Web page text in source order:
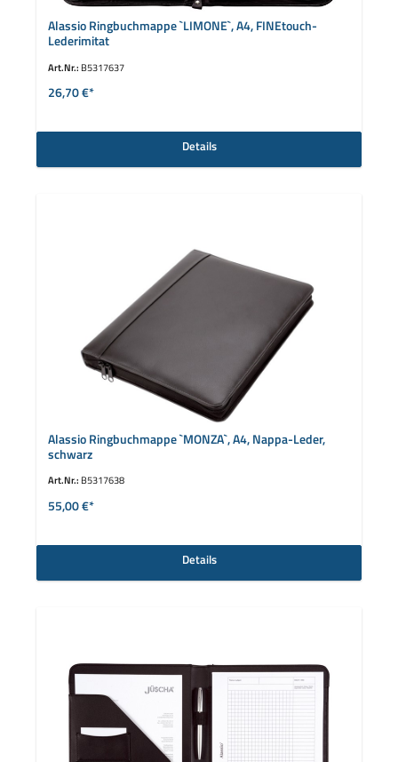
Alassio Ringbuchmappe `LIMONE`, A4, FINEtouch-
Lederimitat
Art.Nr.: B5317637
26,70 €*
Details
Alassio Ringbuchmappe `MONZA`, A4, Nappa-Leder,
schwarz
Art.Nr.: B5317638
55,00 €*
Details